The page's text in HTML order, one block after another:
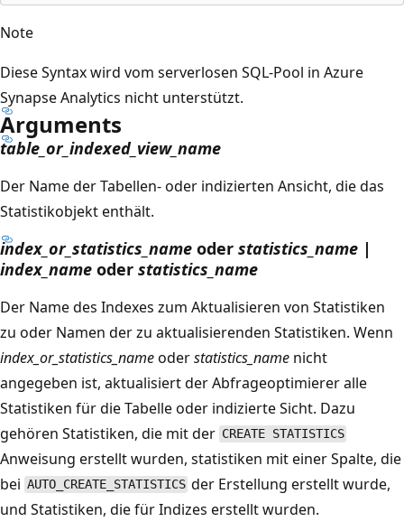
Note
Diese Syntax wird vom serverlosen SQL-Pool in Azure
Synapse Analytics nicht unterstützt.
Arguments
table_or_indexed_view_name
Der Name der Tabellen- oder indizierten Ansicht, die das
Statistikobjekt enthält.
index_or_statistics_name oder statistics_name |
index_name oder statistics_name
Der Name des Indexes zum Aktualisieren von Statistiken
zu oder Namen der zu aktualisierenden Statistiken. Wenn
index_or_statistics_nameoderstatistics_name nicht
angegeben ist, aktualisiert der Abfrageoptimierer alle
Statistiken für die Tabelle oder indizierte Sicht. Dazu
gehören Statistiken, die mit der CREATE STATISTICS
Anweisung erstellt wurden, statistiken mit einer Spalte, die
bei AUTO_CREATE_STATISTICS der Erstellung erstellt wurde,
und Statistiken, die für Indizes erstellt wurden.